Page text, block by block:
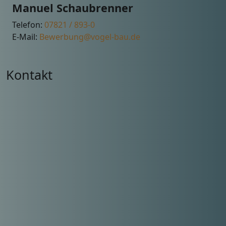
Manuel Schaubrenner
Telefon: 07821 / 893-0
E-Mail: Bewerbung@vogel-bau.de
Kontakt